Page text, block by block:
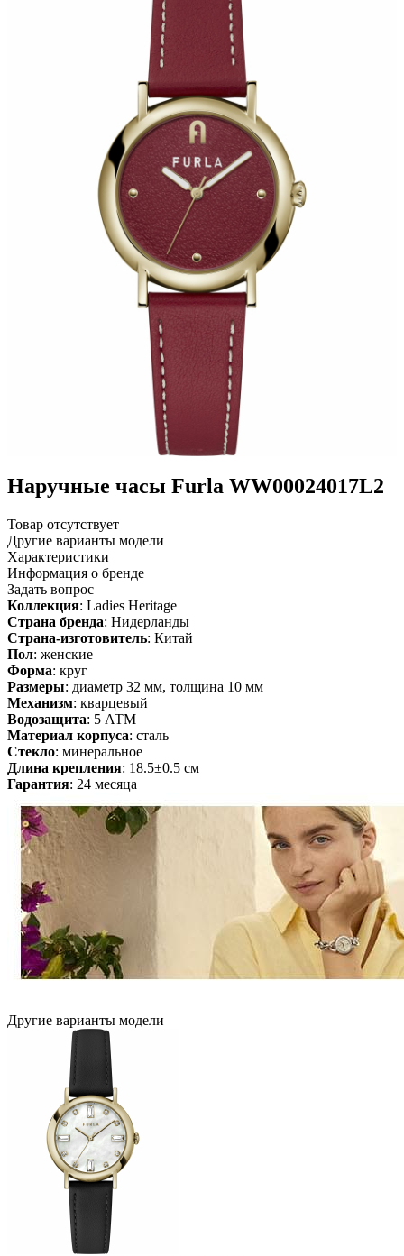
Наручные часы Furla WW00024017L2
Товар отсутствует
Другие варианты модели
Характеристики
Информация о бренде
Задать вопрос
Коллекция: Ladies Heritage
Страна бренда: Нидерланды
Страна-изготовитель: Китай
Пол: женские
Форма: круг
Размеры: диаметр 32 мм, толщина 10 мм
Механизм: кварцевый
Водозащита: 5 АТМ
Материал корпуса: сталь
Стекло: минеральное
Длина крепления: 18.5±0.5 см
Гарантия: 24 месяца
Другие варианты модели